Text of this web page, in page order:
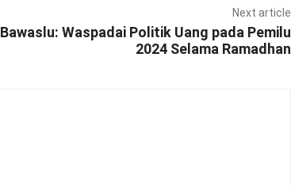
Next article
Bawaslu: Waspadai Politik Uang pada Pemilu
2024 Selama Ramadhan